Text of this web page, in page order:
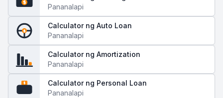
$
Pananalapi
$
Calculator ng Auto Loan
Pananalapi
Calculator ng Amortization
Pananalapi
$
Calculator ng Personal Loan
Pananalapi